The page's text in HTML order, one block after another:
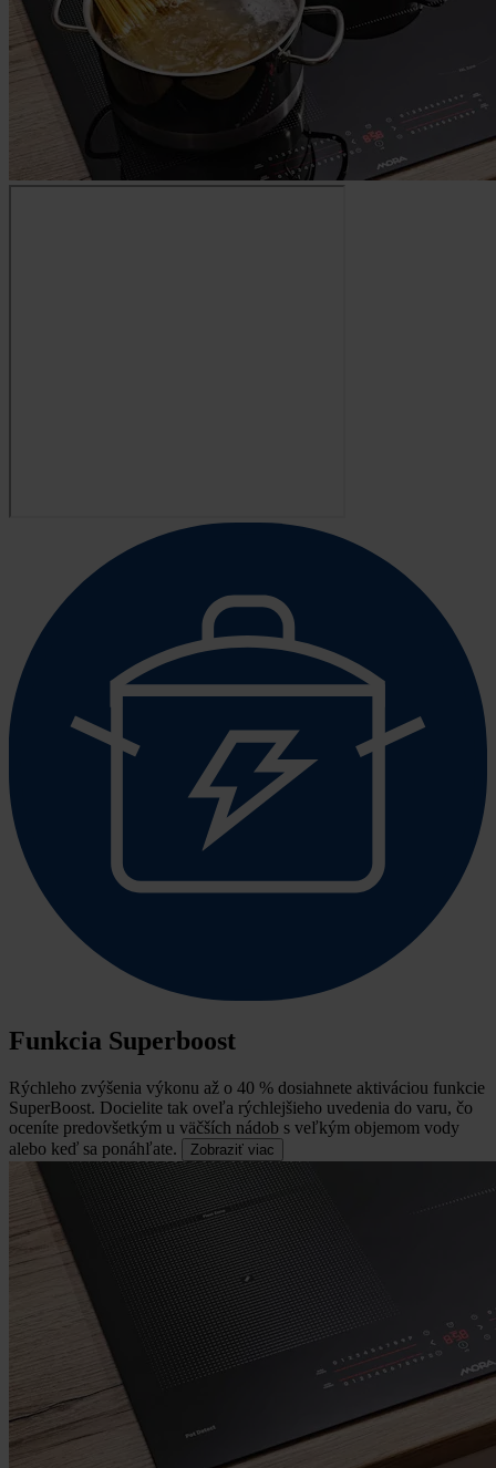
Funkcia Superboost
Rýchleho zvýšenia výkonu až o 40 % dosiahnete aktiváciou funkcie
SuperBoost. Docielite tak oveľa rýchlejšieho uvedenia do varu, čo
oceníte predovšetkým u väčších nádob s veľkým objemom vody
alebo keď sa ponáhľate.
Zobraziť viac